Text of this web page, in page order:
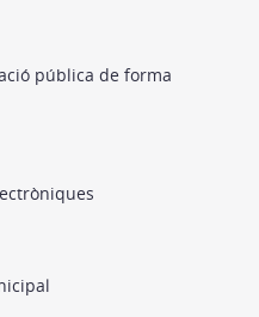
pública de forma